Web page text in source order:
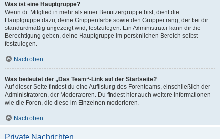
Was ist eine Hauptgruppe?
Wenn du Mitglied in mehr als einer Benutzergruppe bist, dient die
Hauptgruppe dazu, deine Gruppenfarbe sowie den Gruppenrang, der bei dir
standardmäßig angezeigt wird, festzulegen. Ein Administrator kann dir die
Berechtigung geben, deine Hauptgruppe im persönlichen Bereich selbst
festzulegen.
Nach oben
Was bedeutet der „Das Team“-Link auf der Startseite?
Auf dieser Seite findest du eine Auflistung des Forenteams, einschließlich der
Administratoren, der Moderatoren. Du findest hier auch weitere Informationen
wie die Foren, die diese im Einzelnen moderieren.
Nach oben
Private Nachrichten